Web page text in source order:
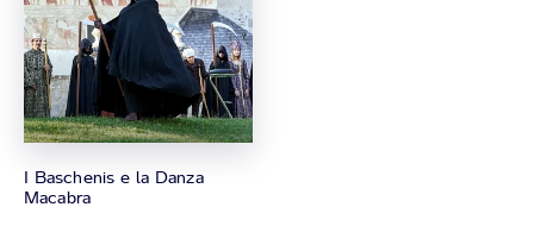
I Baschenis e la Danza
Macabra